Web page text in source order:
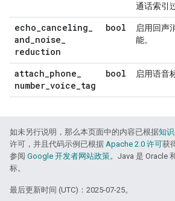
通话索引
echo_canceling_
and_noise_
reduction
bool
启用回声
能。
attach_phone_
number_voice_tag
bool 启用语音
如未另行说明，那么本页面中的内容已根据知
许可，并且代码示例已根据 Apache 2.0 许可获
参阅 Google 开发者网站政策。Java 是 Oracle
标。
最后更新时间 (UTC)：2025-07-25。